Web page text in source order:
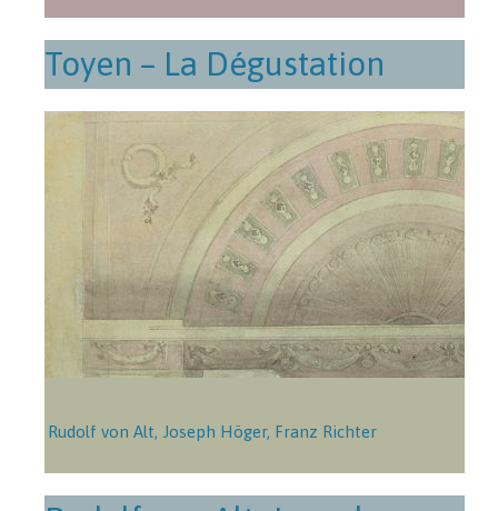
Toyen – La Dégustation
Rudolf von Alt, Joseph Höger, Franz Richter